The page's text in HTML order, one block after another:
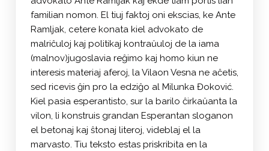
familian nomon. El tiuj faktoj oni ekscias, ke Ante
Ramljak, cetere konata kiel advokato de
malriĉuloj kaj politikaj kontraŭuloj de la iama
(malnov)jugoslavia reĝimo kaj homo kiun ne
interesis materiaj aferoj, la Vilaon Vesna ne aĉetis,
sed ricevis ĝin pro la edziĝo al Milunka Đoković.
Kiel pasia esperantisto, sur la barilo ĉirkaŭanta la
vilon, li konstruis grandan Esperantan sloganon
el betonaj kaj ŝtonaj literoj, videblaj el la
marvasto. Tiu teksto estas priskribita en la